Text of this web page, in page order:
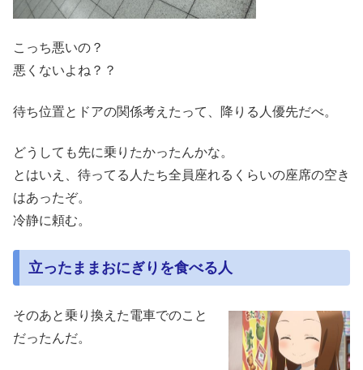
こっち悪いの？
悪くないよね？？
待ち位置とドアの関係考えたって、降りる人優先だべ。
どうしても先に乗りたかったんかな。
とはいえ、待ってる人たち全員座れるくらいの座席の空き
はあったぞ。
冷静に頼む。
立ったままおにぎりを食べる人
そのあと乗り換えた電車でのこと
だったんだ。